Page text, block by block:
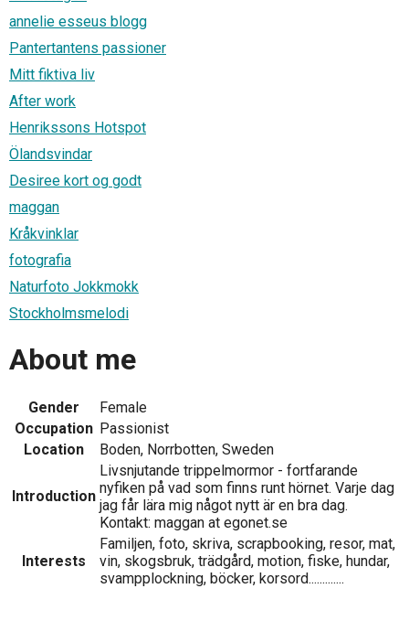
annelie esseus blogg
Pantertantens passioner
Mitt fiktiva liv
After work
Henrikssons Hotspot
Ölandsvindar
Desiree kort og godt
maggan
Kråkvinklar
fotografia
Naturfoto Jokkmokk
Stockholmsmelodi
About me
Gender
Female
Occupation Passionist
Location
Boden, Norrbotten, Sweden
Introduction
Livsnjutande trippelmormor - fortfarande
nyfiken på vad som finns runt hörnet. Varje dag
jag får lära mig något nytt är en bra dag.
Kontakt: maggan at egonet.se
Interests
Familjen, foto, skriva, scrapbooking, resor, mat,
vin, skogsbruk, trädgård, motion, fiske, hundar,
svampplockning, böcker, korsord.............